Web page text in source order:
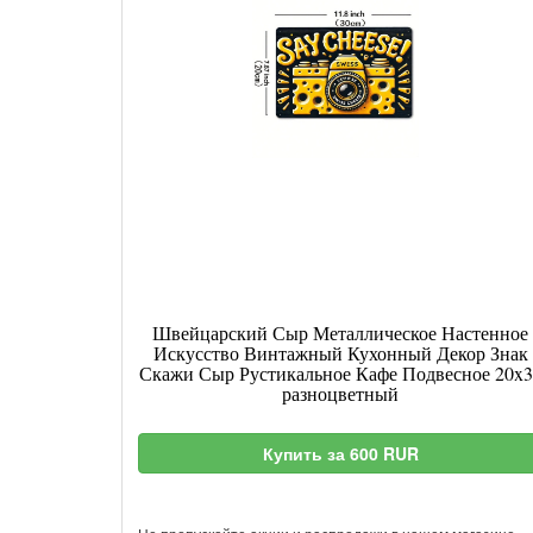
Швейцарский Сыр Металлическое Настенное
Искусство Винтажный Кухонный Декор Знак
Скажи Сыр Рустикальное Кафе Подвесное
разноцветный
Купить за 600 RUR